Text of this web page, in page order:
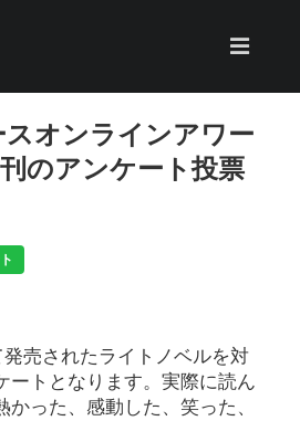
オンラインアワー
のアンケート投票
売されたライトノベルを対
ートとなります。実際に読ん
かった、感動した、笑った、